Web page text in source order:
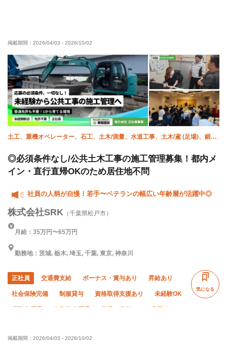
掲載期間： 2026/04/03 - 2026/10/02
土工、重機オペレーター、石工、土木/測量、水道工事、土木/鳶 (足場)、鍛治
◎必須条件なし/公共土木工事の施工管理募集！都内メ
イン・直行直帰OKのため居住地不問
社員の人柄が自慢！若手〜ベテランの幅広い年齢層が活躍中◎
株式会社SRK （千葉県松戸市）
月給：35万円〜65万円
勤務地：茨城, 栃木, 埼玉, 千葉, 東京, 神奈川
正社員 交通費支給 ボーナス・賞与あり 昇給あり
社会保険完備 制服貸与 資格取得支援あり 未経験OK
経験者優遇 有資格者優遇 直帰・直行OK 夜勤あり
土日休み
気になる
掲載期間： 2026/04/03 - 2026/10/02